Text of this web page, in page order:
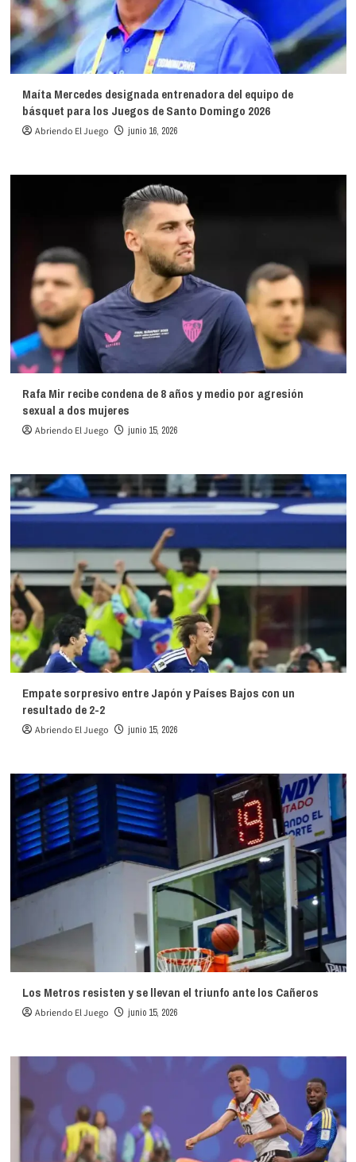
Maíta Mercedes designada entrenadora del equipo de
básquet para los Juegos de Santo Domingo 2026
Abriendo El Juego junio 16, 2026
Rafa Mir recibe condena de 8 años y medio por agresión
sexual a dos mujeres
Abriendo El Juego junio 15, 2026
Empate sorpresivo entre Japón y Países Bajos con un
resultado de 2-2
Abriendo El Juego junio 15, 2026
Los Metros resisten y se llevan el triunfo ante los Cañeros
Abriendo El Juego junio 15, 2026